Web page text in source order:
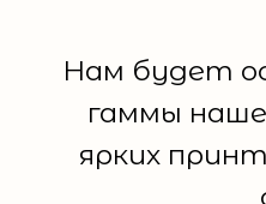
Нам будет
гаммы
ярких